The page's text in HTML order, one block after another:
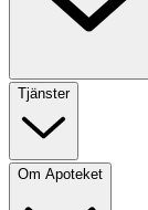
Tjänster
Om Apoteket